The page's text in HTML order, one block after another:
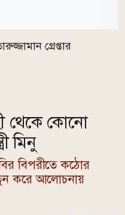
গ্রেপ্তার
থেকে কোনো
মিনু
বিপরীতে কঠোর
করে আলোচনায়